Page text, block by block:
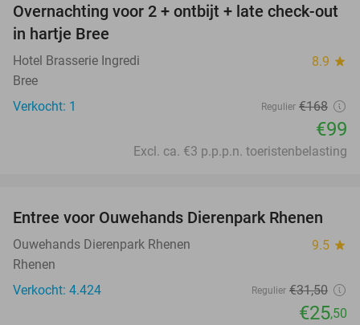
41%
TODAY
Overnachting voor 2 + ontbijt + late check-out
in hartje Bree
Hotel Brasserie Ingredi 8.9 star
Bree
Verkocht: 1
Regulier €168
€99
Excl. ca. €3 p.p.p.n. toeristenbelasting
19%
Entree voor Ouwehands Dierenpark Rhenen
Ouwehands Dierenpark Rhenen 9.5 star
Rhenen
Verkocht: 4.424
Regulier €31,50
€25,50